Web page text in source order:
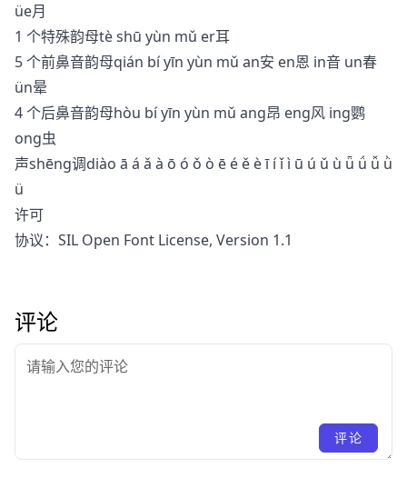
üe月
1 个特殊韵母tè shū yùn mǔ er耳
5 个前鼻音韵母qián bí yīn yùn mǔ an安 en恩 in音 un春
ün晕
4 个后鼻音韵母hòu bí yīn yùn mǔ ang昂 eng风 ing鹦
ong虫
声shēng调diào ā á ǎ à ō ó ǒ ò ē é ě è ī í ǐ ì ū ú ǔ ù ǖ ǘ ǚ ǜ
ü
许可
协议：SIL Open Font License, Version 1.1
评论
评论